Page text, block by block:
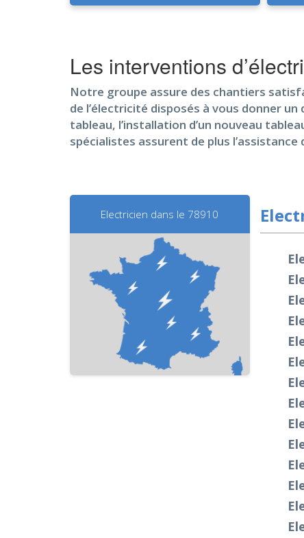
Les interventions
Notre groupe assure des chantiers
de l’électricité disposés à vous donner
tableau, l’installation d’un nouveau
spécialistes assurent de plus
Electricien dans le 78910